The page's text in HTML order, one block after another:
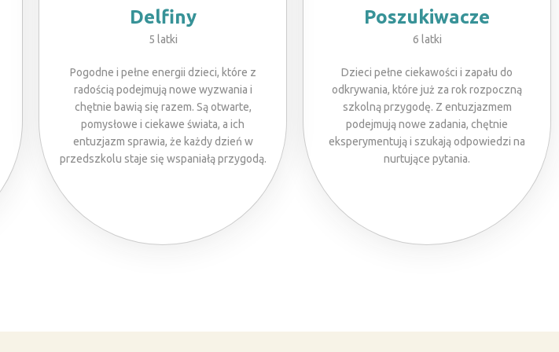
Delfiny
5 latki
Pogodne i pełne energii dzieci, które z
radością podejmują nowe wyzwania i
chętnie bawią się razem. Są otwarte,
pomysłowe i ciekawe świata, a ich
entuzjazm sprawia, że każdy dzień w
przedszkolu staje się wspaniałą przygodą.
Poszukiwacze
6 latki
Dzieci pełne ciekawości i zapału do
odkrywania, które już za rok rozpoczną
szkolną przygodę. Z entuzjazmem
podejmują nowe zadania, chętnie
eksperymentują i szukają odpowiedzi na
nurtujące pytania.